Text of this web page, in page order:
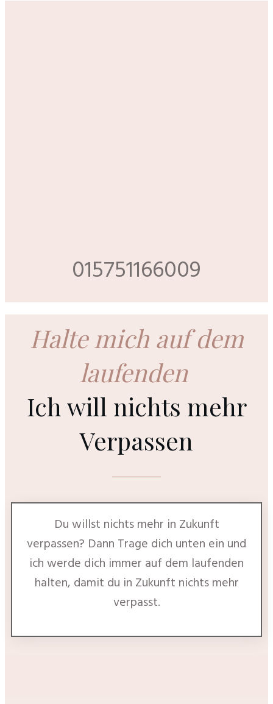
015751166009
Halte mich auf dem
laufenden
Ich will nichts mehr
Verpassen
Du willst nichts mehr in Zukunft
verpassen? Dann Trage dich unten ein und
ich werde dich immer auf dem laufenden
halten, damit du in Zukunft nichts mehr
verpasst.